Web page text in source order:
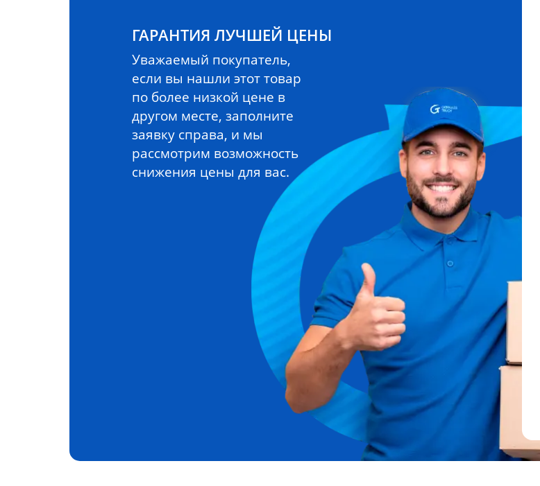
ГАРАНТИЯ ЛУЧШЕЙ ЦЕНЫ
Уважаемый покупатель,
если вы нашли этот товар
по более низкой цене в
другом месте, заполните
заявку справа, и мы
рассмотрим возможность
снижения цены для вас.